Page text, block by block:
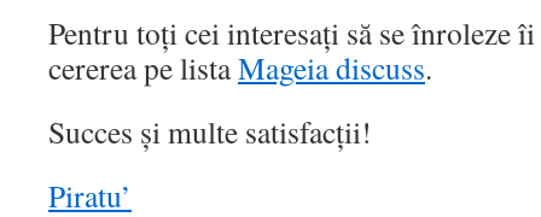
Pentru toți cei interesați să se înroleze
cererea pe listaMageia discuss.
Succes și multe satisfacții!
Piratu’